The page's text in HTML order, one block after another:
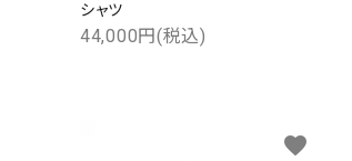
シャツ
44,000円(税込)
favorite